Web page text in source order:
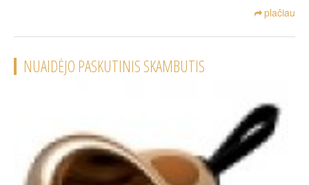
plačiau
NUAIDĖJO PASKUTINIS SKAMBUTIS